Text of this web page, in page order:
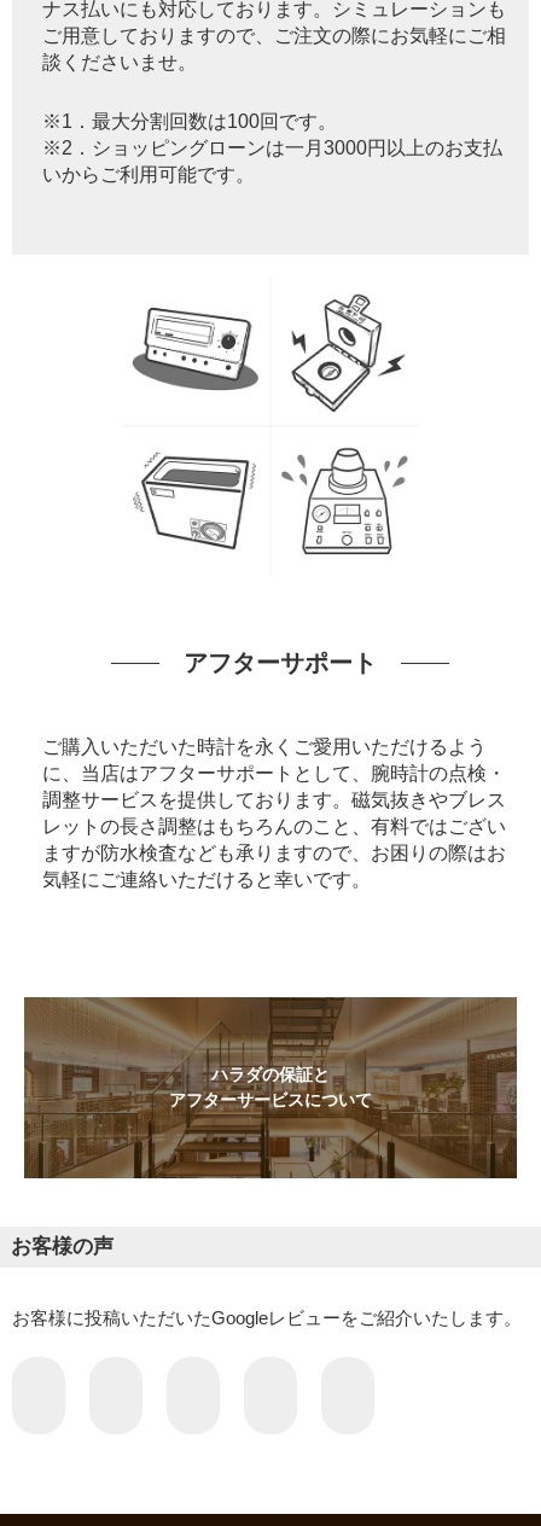
ナス払いにも対応しております。シミュレーションも
ご用意しておりますので、ご注文の際にお気軽にご相
談くださいませ。
※1．最大分割回数は100回です。
※2．ショッピングローンは一月3000円以上のお支払
いからご利用可能です。
アフターサポート
ご購入いただいた時計を永くご愛用いただけるよう
に、当店はアフターサポートとして、腕時計の点検・
調整サービスを提供しております。磁気抜きやブレス
レットの長さ調整はもちろんのこと、有料ではござい
ますが防水検査なども承りますので、お困りの際はお
気軽にご連絡いただけると幸いです。
ハラダの保証と
アフターサービスについて
お客様の声
お客様に投稿いただいたGoogleレビューをご紹介いたします。